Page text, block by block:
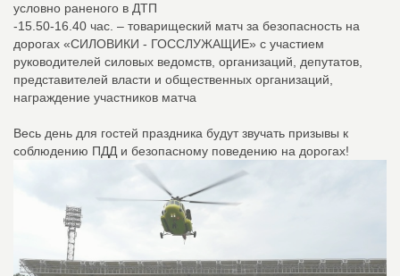
условно раненого в ДТП
-15.50-16.40 час. – товарищеский матч за безопасность на
дорогах «СИЛОВИКИ - ГОССЛУЖАЩИЕ» с участием
руководителей силовых ведомств, организаций, депутатов,
представителей власти и общественных организаций,
награждение участников матча
Весь день для гостей праздника будут звучать призывы к
соблюдению ПДД и безопасному поведению на дорогах!